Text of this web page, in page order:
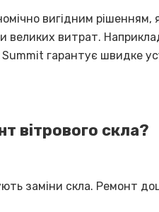
вигідним рішенням,
великих витрат.
Summit гарантує швидке
вітрового скла?
заміни скла. Ремонт